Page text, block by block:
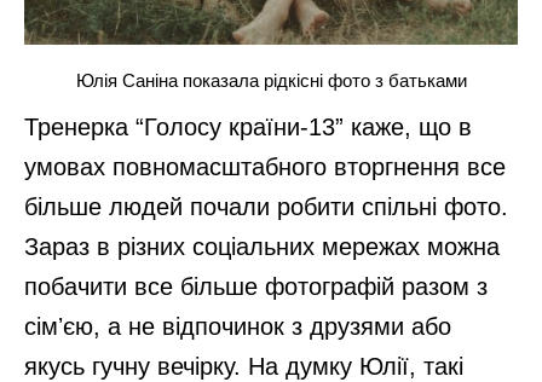
Юлія Саніна показала рідкісні фото з батьками
Тренерка “Голосу країни-13” каже, що в
умовах повномасштабного вторгнення все
більше людей почали робити спільні фото.
Зараз в різних соціальних мережах можна
побачити все більше фотографій разом з
сімʼєю, а не відпочинок з друзями або
якусь гучну вечірку. На думку Юлії, такі